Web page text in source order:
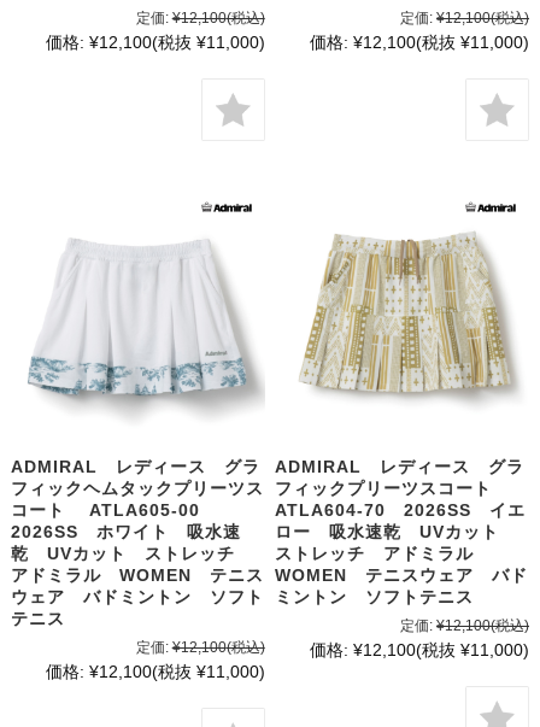
定価: ¥12,100(税込)
価格: ¥12,100(税抜 ¥11,000)
定価: ¥12,100(税込)
価格: ¥12,100(税抜 ¥11,000)
ADMIRAL レディース グラ
フィックヘムタックプリーツス
コート ATLA605-00
2026SS ホワイト 吸水速
乾 UVカット ストレッチ
アドミラル WOMEN テニス
ウェア バドミントン ソフト
テニス
定価: ¥12,100(税込)
価格: ¥12,100(税抜 ¥11,000)
ADMIRAL レディース グラ
フィックプリーツスコート
ATLA604-70 2026SS イエ
ロー 吸水速乾 UVカット
ストレッチ アドミラル
WOMEN テニスウェア バド
ミントン ソフトテニス
定価: ¥12,100(税込)
価格: ¥12,100(税抜 ¥11,000)